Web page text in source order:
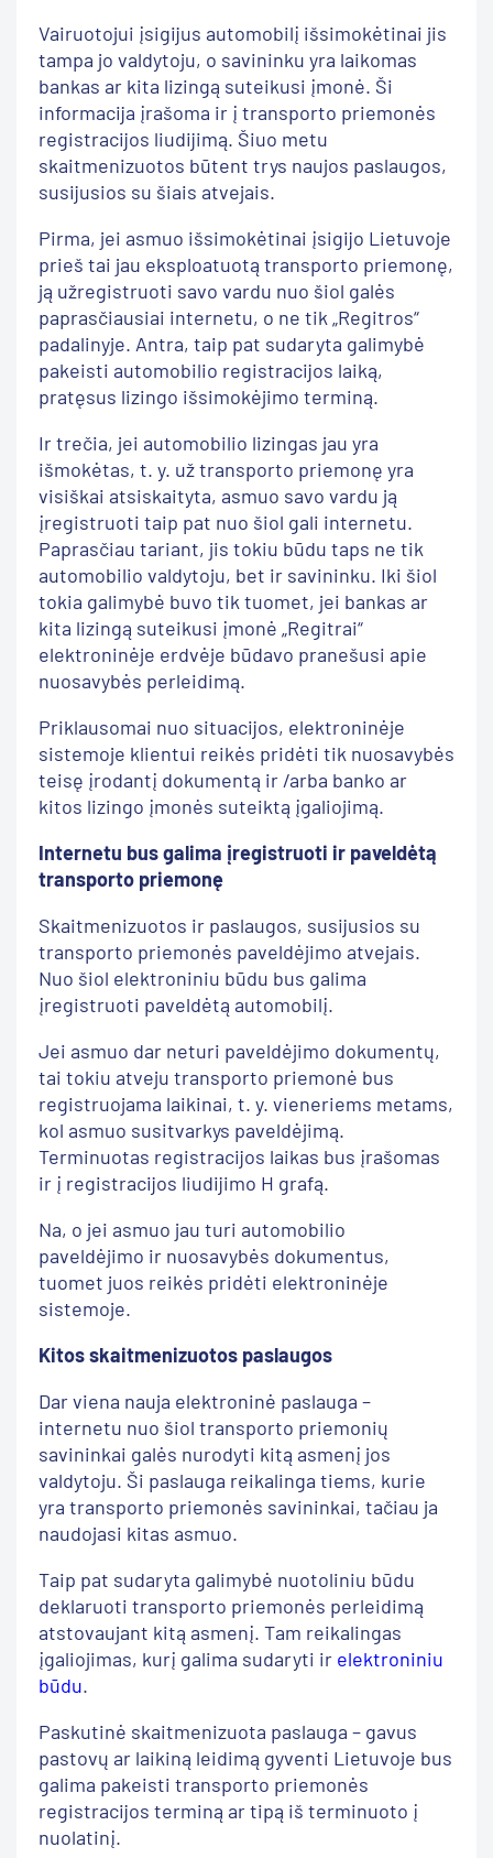
Vairuotojui įsigijus automobilį išsimokėtinai jis
tampa jo valdytoju, o savininku yra laikomas
bankas ar kita lizingą suteikusi įmonė. Ši
informacija įrašoma ir į transporto priemonės
registracijos liudijimą. Šiuo metu
skaitmenizuotos būtent trys naujos paslaugos,
susijusios su šiais atvejais.
Pirma, jei asmuo išsimokėtinai įsigijo Lietuvoje
prieš tai jau eksploatuotą transporto priemonę,
ją užregistruoti savo vardu nuo šiol galės
paprasčiausiai internetu, o ne tik „Regitros“
padalinyje. Antra, taip pat sudaryta galimybė
pakeisti automobilio registracijos laiką,
pratęsus lizingo išsimokėjimo terminą.
Ir trečia, jei automobilio lizingas jau yra
išmokėtas, t. y. už transporto priemonę yra
visiškai atsiskaityta, asmuo savo vardu ją
įregistruoti taip pat nuo šiol gali internetu.
Paprasčiau tariant, jis tokiu būdu taps ne tik
automobilio valdytoju, bet ir savininku. Iki šiol
tokia galimybė buvo tik tuomet, jei bankas ar
kita lizingą suteikusi įmonė „Regitrai“
elektroninėje erdvėje būdavo pranešusi apie
nuosavybės perleidimą.
Priklausomai nuo situacijos, elektroninėje
sistemoje klientui reikės pridėti tik nuosavybės
teisę įrodantį dokumentą ir /arba banko ar
kitos lizingo įmonės suteiktą įgaliojimą.
Internetu bus galima įregistruoti ir paveldėtą
transporto priemonę
Skaitmenizuotos ir paslaugos, susijusios su
transporto priemonės paveldėjimo atvejais.
Nuo šiol elektroniniu būdu bus galima
įregistruoti paveldėtą automobilį.
Jei asmuo dar neturi paveldėjimo dokumentų,
tai tokiu atveju transporto priemonė bus
registruojama laikinai, t. y. vieneriems metams,
kol asmuo susitvarkys paveldėjimą.
Terminuotas registracijos laikas bus įrašomas
ir į registracijos liudijimo H grafą.
Na, o jei asmuo jau turi automobilio
paveldėjimo ir nuosavybės dokumentus,
tuomet juos reikės pridėti elektroninėje
sistemoje.
Kitos skaitmenizuotos paslaugos
Dar viena nauja elektroninė paslauga –
internetu nuo šiol transporto priemonių
savininkai galės nurodyti kitą asmenį jos
valdytoju. Ši paslauga reikalinga tiems, kurie
yra transporto priemonės savininkai, tačiau ja
naudojasi kitas asmuo.
Taip pat sudaryta galimybė nuotoliniu būdu
deklaruoti transporto priemonės perleidimą
atstovaujant kitą asmenį. Tam reikalingas
įgaliojimas, kurį galima sudaryti ir elektroniniu
būdu.
Paskutinė skaitmenizuota paslauga – gavus
pastovų ar laikiną leidimą gyventi Lietuvoje bus
galima pakeisti transporto priemonės
registracijos terminą ar tipą iš terminuoto į
nuolatinį.